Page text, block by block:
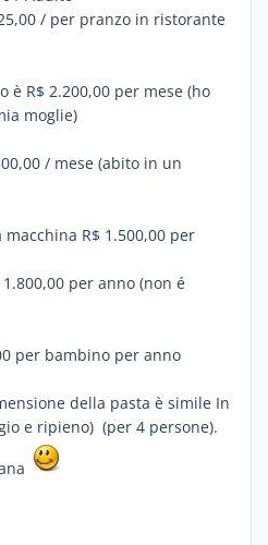
/ per pranzo in ristorante
è R$ 2.200,00 per mese (ho
moglie)
/ mese (abito in un
macchina R$ 1.500,00 per
per anno (non é
per bambino per anno
della pasta è simile In
e ripieno) (per 4 persone).